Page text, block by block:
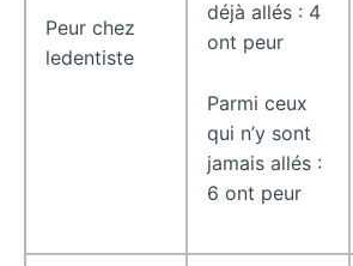
Peur chez
ledentiste
déjà allés : 4
ont peur
Parmi ceux
qui n’y sont
jamais allés :
6 ont peur